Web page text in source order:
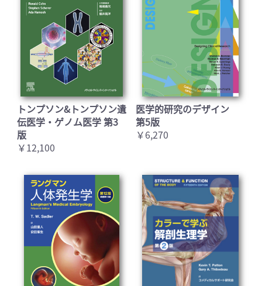
お買い物を続ける カートへ進む
トンプソン&トンプソン遺
伝医学・ゲノム医学 第3
版
￥12,100
医学的研究のデザイン
第5版
￥6,270